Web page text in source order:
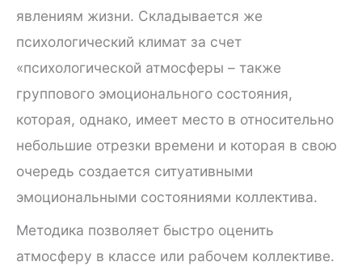
явлениям жизни. Складывается же
психологический климат за счет
«психологической атмосферы – также
группового эмоционального состояния,
которая, однако, имеет место в относительно
небольшие отрезки времени и которая в свою
очередь создается ситуативными
эмоциональными состояниями коллектива.
Методика позволяет быстро оценить
атмосферу в классе или рабочем коллективе.